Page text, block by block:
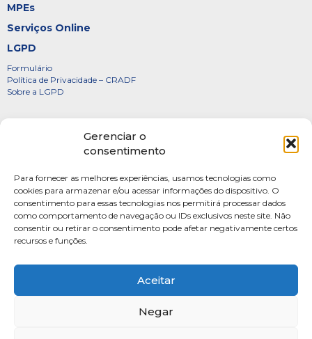
Gerenciar o
consentimento
Para fornecer as melhores experiências, usamos tecnologias como
cookies para armazenar e/ou acessar informações do dispositivo. O
consentimento para essas tecnologias nos permitirá processar dados
como comportamento de navegação ou IDs exclusivos neste site. Não
consentir ou retirar o consentimento pode afetar negativamente certos
recursos e funções.
Aceitar
Negar
MPEs
Serviços Online
LGPD
Formulário
Política de Privacidade – CRADF
Sobre a LGPD
Diretoria
FOTOS
Webmail
Artigos
Escritores do Sistema